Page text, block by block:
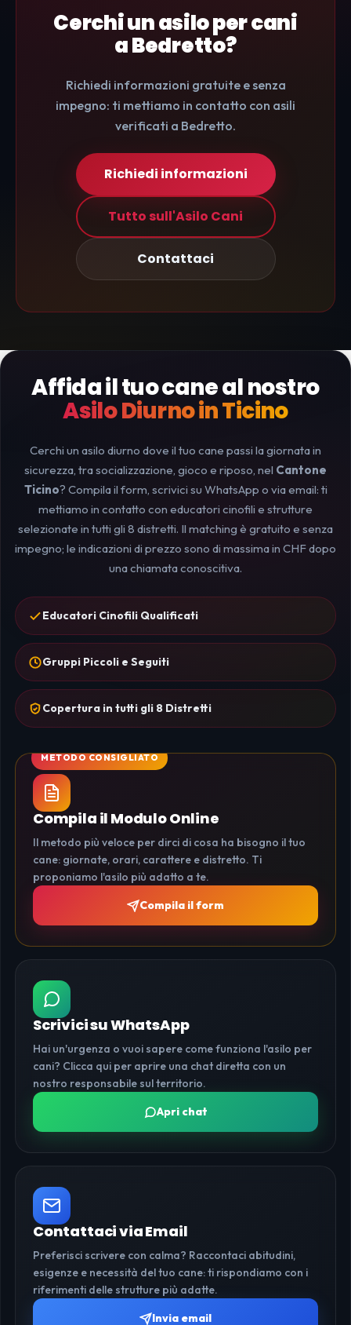
Cerchi un asilo per cani
a Bedretto?
Richiedi informazioni gratuite e senza
impegno: ti mettiamo in contatto con asili
verificati a Bedretto.
Richiedi informazioni
Tutto sull'Asilo Cani
Contattaci
Affida il tuo cane al nostro
Asilo Diurno in Ticino
Cerchi un asilo diurno dove il tuo cane passi la giornata in
sicurezza, tra socializzazione, gioco e riposo, nel Cantone
Ticino? Compila il form, scrivici su WhatsApp o via email: ti
mettiamo in contatto con educatori cinofili e strutture
selezionate in tutti gli 8 distretti. Il matching è gratuito e senza
impegno; le indicazioni di prezzo sono di massima in CHF dopo
una chiamata conoscitiva.
Educatori Cinofili Qualificati
Gruppi Piccoli e Seguiti
Copertura in tutti gli 8 Distretti
Compila il Modulo Online
Il metodo più veloce per dirci di cosa ha bisogno il tuo
cane: giornate, orari, carattere e distretto. Ti
proponiamo l'asilo più adatto a te.
Compila il form
Scrivici su WhatsApp
Hai un'urgenza o vuoi sapere come funziona l'asilo per
cani? Clicca qui per aprire una chat diretta con un
nostro responsabile sul territorio.
Apri chat
Contattaci via Email
Preferisci scrivere con calma? Raccontaci abitudini,
esigenze e necessità del tuo cane: ti rispondiamo con i
riferimenti delle strutture più adatte.
Invia email